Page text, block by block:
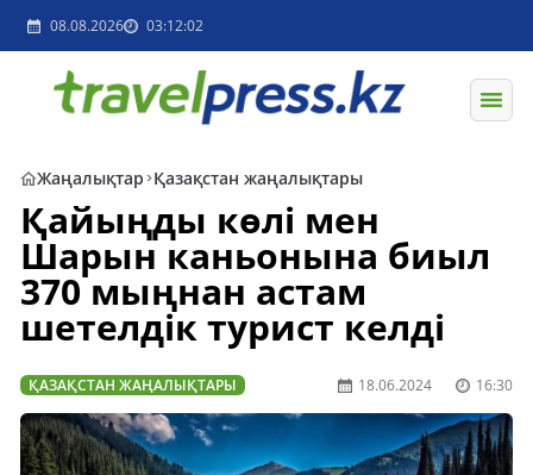
08.08.2026 03:12:02
Жаңалықтар Қазақстан жаңалықтары
Қайыңды көлі мен
Шарын каньонына биыл
370 мыңнан астам
шетелдік турист келді
ҚАЗАҚСТАН ЖАҢАЛЫҚТАРЫ 18.06.2024 16:30